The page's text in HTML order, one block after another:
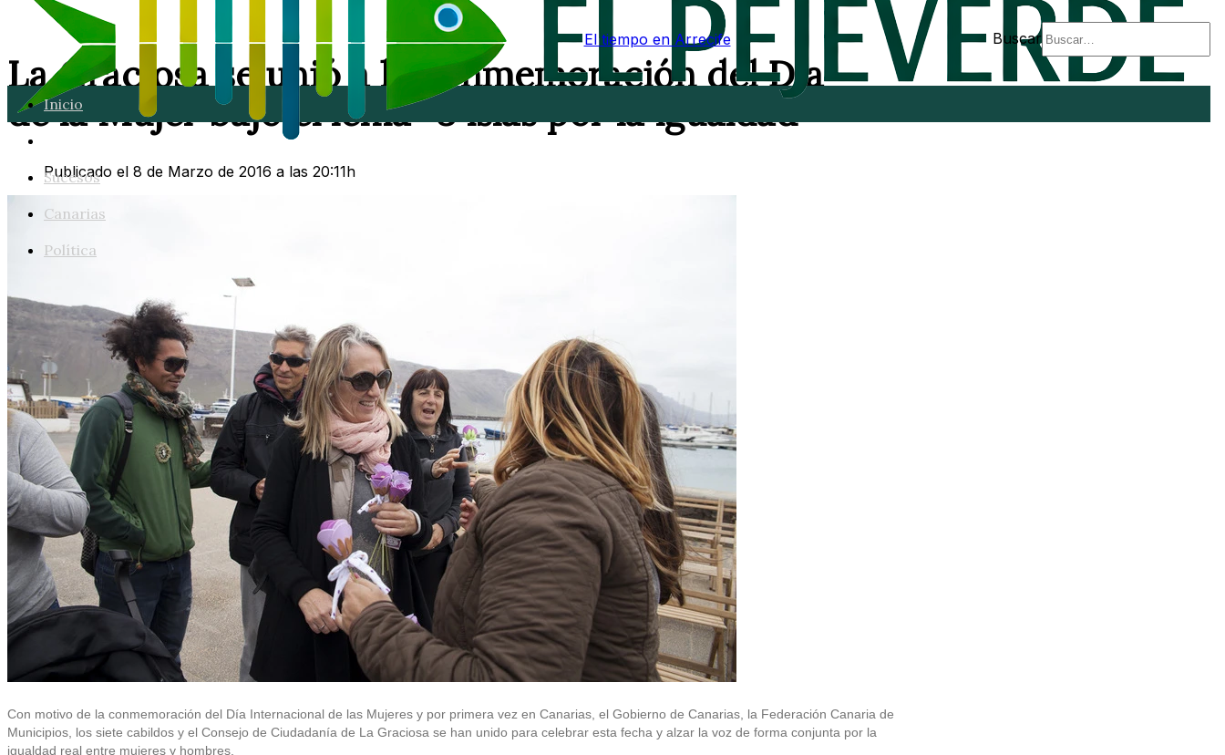
El tiempo en Arrecife Buscar
Inicio
Sucesos
Canarias
Política
La Graciosa se unió a la conmemoración del Día
de la Mujer bajo el lema “8 islas por la igualdad”
Publicado el 8 de Marzo de 2016 a las 20:11h
Con motivo de la conmemoración del Día Internacional de las Mujeres y por primera vez en Canarias, el Gobierno de Canarias, la Federación Canaria de
Municipios, los siete cabildos y el Consejo de Ciudadanía de La Graciosa se han unido para celebrar esta fecha y alzar la voz de forma conjunta por la
igualdad real entre mujeres y hombres.